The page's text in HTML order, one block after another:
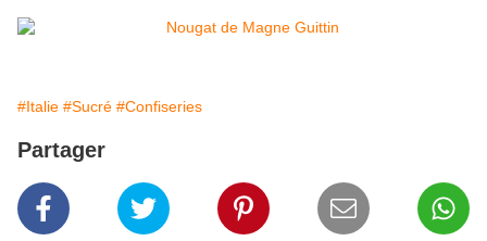
#Italie #Sucré #Confiseries
Partager